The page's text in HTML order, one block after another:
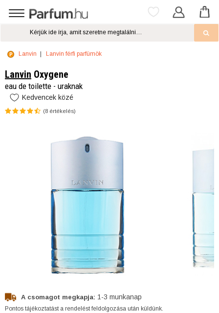
Lanvin Lanvin férfi parfümök
Lanvin Oxygene
eau de toilette - uraknak
Kedvencek közé
(8 értékelés)
A csomagot megkapja: 1-3 munkanap
Pontos tájékoztatást a rendelést feldolgozása után küldünk.